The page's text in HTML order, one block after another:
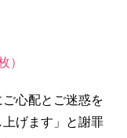
）
心配とご迷惑を
げます」と謝罪